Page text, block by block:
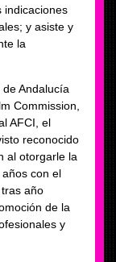
indicaciones
y asiste y
la
Andalucía
Commission,
AFCI, el
reconocido
al otorgarle la
años con el
año
de la
y